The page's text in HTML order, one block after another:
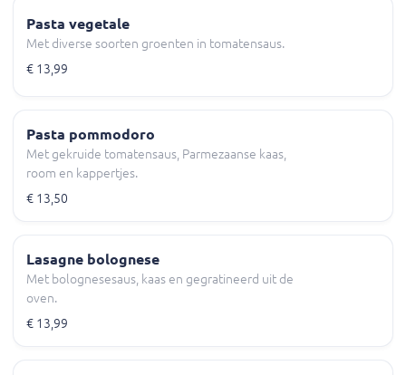
Pasta vegetale
Met diverse soorten groenten in tomatensaus.
€ 13,99
Pasta pommodoro
Met gekruide tomatensaus, Parmezaanse kaas,
room en kappertjes.
€ 13,50
Lasagne bolognese
Met bolognesesaus, kaas en gegratineerd uit de
oven.
€ 13,99